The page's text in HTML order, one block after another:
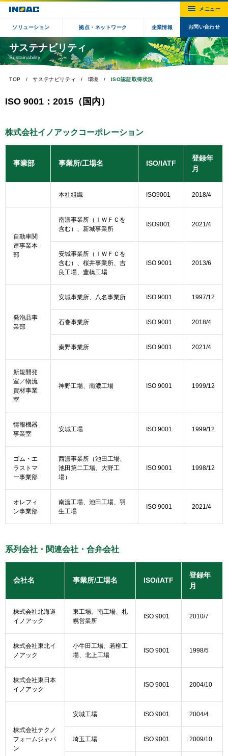
ソリューション 拠点・ネットワーク 企業情報 お問い合わせ
サステナビリティ
Sustainability
TOP サステナビリティ 環境 ISO認証取得状況
ISO 9001：2015（国内）
株式会社イノアックコーポレーション
事業部 事業所/工場名 ISO/IATF
登録年
月
本社組織 ISO9001 2018/4
自動車関
連事業本
部
南濃事業所（ＩＷＦＣを
含む）、新城事業所
ISO9001 2021/4
安城事業所（ＩＷＦＣを
含む）、桜井事業所、吉
良工場、豊橋工場
ISO 9001 2013/6
発泡品事
業部
安城事業所、八名事業所 ISO 9001 1997/12
石巻事業所 ISO 9001 2018/4
秦野事業所 ISO 9001 2021/4
新規開発
室／物流
資材事業
室
神野工場、南濃工場 ISO 9001 1999/12
情報機器
事業室
安城工場 ISO 9001 1999/12
ゴム・エ
ラストマ
ー事業部
西濃事業所（池田工場、
池田第二工場、大野工
場）
ISO 9001 1998/12
オレフィ
ン事業部
南濃工場、池田工場、羽
生工場
ISO 9001 2021/4
系列会社・関連会社・合弁会社
会社名 事業所/工場名 ISO/IATF
登録年
月
株式会社北海道
イノアック
東工場、南工場、札
幌営業所
ISO 9001 2010/7
株式会社東北イ
ノアック
小牛田工場、若柳工
場、北上工場
ISO 9001 1998/5
株式会社東日本
イノアック
ISO 9001 2004/10
株式会社テクノ
フォームジャパ
ン
安城工場 ISO 9001 2004/4
埼玉工場 ISO 9001 2009/10